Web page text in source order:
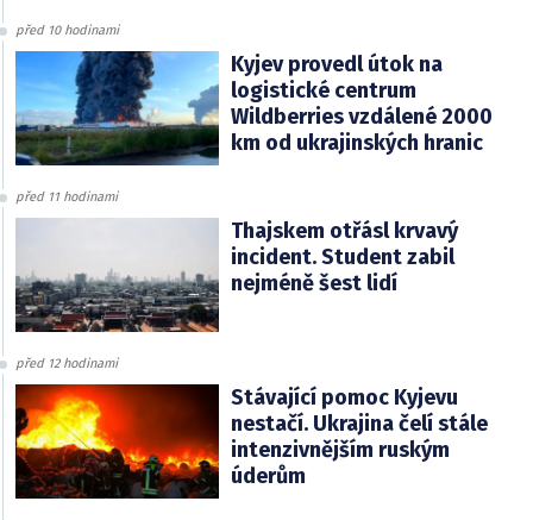
před 10 hodinami
Kyjev provedl útok na
logistické centrum
Wildberries vzdálené 2000
km od ukrajinských hranic
před 11 hodinami
Thajskem otřásl krvavý
incident. Student zabil
nejméně šest lidí
před 12 hodinami
Stávající pomoc Kyjevu
nestačí. Ukrajina čelí stále
intenzivnějším ruským
úderům